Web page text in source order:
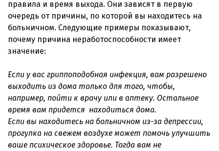
правила и время выхода. Они зависят в первую
очередь от причины, по которой вы находитесь на
больничном. Следующие примеры показывают,
почему причина неработоспособности имеет
значение:
Если у вас гриппоподобная инфекция, вам разрешено
выходить из дома только для того, чтобы,
например, пойти к врачу или в аптеку. Остальное
время вам придется находиться дома.
Если вы находитесь на больничном из-за депрессии,
прогулка на свежем воздухе может помочь улучшить
ваше психическое здоровье. Тогда вам не